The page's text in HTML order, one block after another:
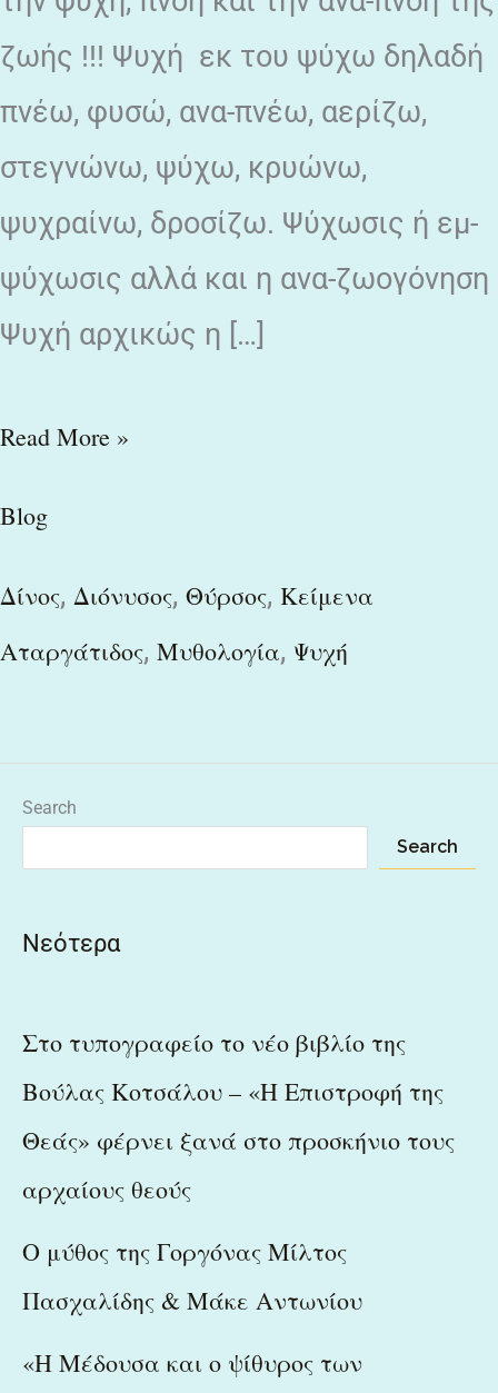
ζωής !!! Ψυχή εκ του ψύχω δηλαδή
πνέω, φυσώ, ανα-πνέω, αερίζω,
στεγνώνω, ψύχω, κρυώνω,
ψυχραίνω, δροσίζω. Ψύχωσις ή εμ-
ψύχωσις αλλά και η ανα-ζωογόνηση
Ψυχή αρχικώς η […]
Read More »
Blog
Δίνος, Διόνυσος, Θύρσος, Κείμενα
Αταργάτιδος, Μυθολογία, Ψυχή
Search
Search
Νεότερα
Στο τυπογραφείο το νέο βιβλίο της
Βούλας Κοτσάλου – «Η Επιστροφή της
Θεάς» φέρνει ξανά στο προσκήνιο τους
αρχαίους θεούς
Ο μύθος της Γοργόνας Μίλτος
Πασχαλίδης & Μάκε Αντωνίου
«Η Μέδουσα και ο ψίθυρος των